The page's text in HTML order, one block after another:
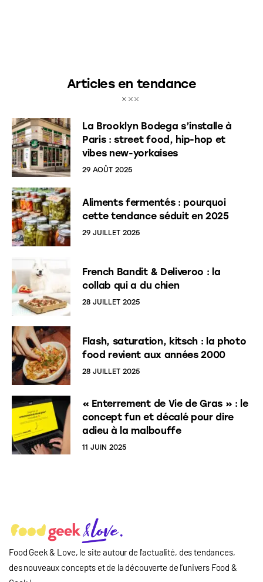
Articles en tendance
La Brooklyn Bodega s’installe à
Paris : street food, hip-hop et
vibes new-yorkaises
29 AOÛT 2025
Aliments fermentés : pourquoi
cette tendance séduit en 2025
29 JUILLET 2025
French Bandit & Deliveroo : la
collab qui a du chien
28 JUILLET 2025
Flash, saturation, kitsch : la photo
food revient aux années 2000
28 JUILLET 2025
« Enterrement de Vie de Gras » : le
concept fun et décalé pour dire
adieu à la malbouffe
11 JUIN 2025
Food Geek & Love, le site autour de l’actualité, des tendances,
des nouveaux concepts et de la découverte de l’univers Food&